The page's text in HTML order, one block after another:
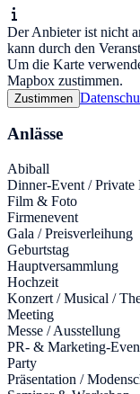
Der Anbieter ist nicht
kann durch den
Um die Karte
Mapbox zustimmen.
Zustimmen
Anlässe
Abiball
Dinner-Event / Private
Film & Foto
Firmenevent
Gala / Preisverleihung
Geburtstag
Hauptversammlung
Hochzeit
Konzert / Musical /
Meeting
Messe / Ausstellung
PR- & Marketing-
Party
Präsentation /